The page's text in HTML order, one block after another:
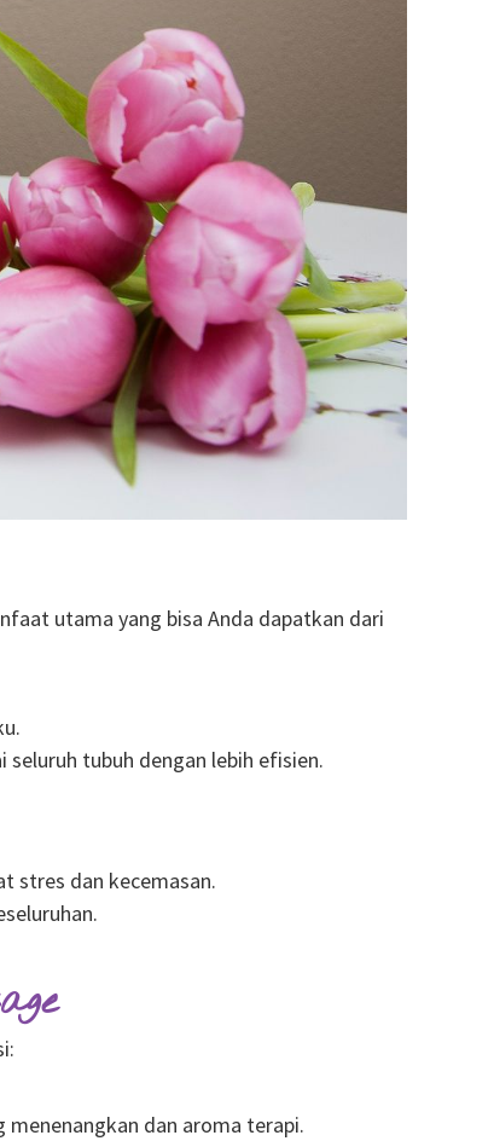
utama yang bisa Anda dapatkan dari
tubuh dengan lebih efisien.
stres dan kecemasan.
menenangkan dan aroma terapi.